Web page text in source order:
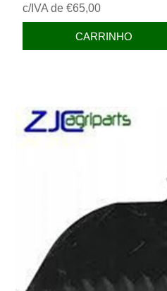
c/IVA de €65,00